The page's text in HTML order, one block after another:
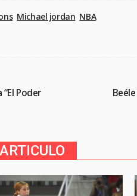
Michael jordan NBA
Poder